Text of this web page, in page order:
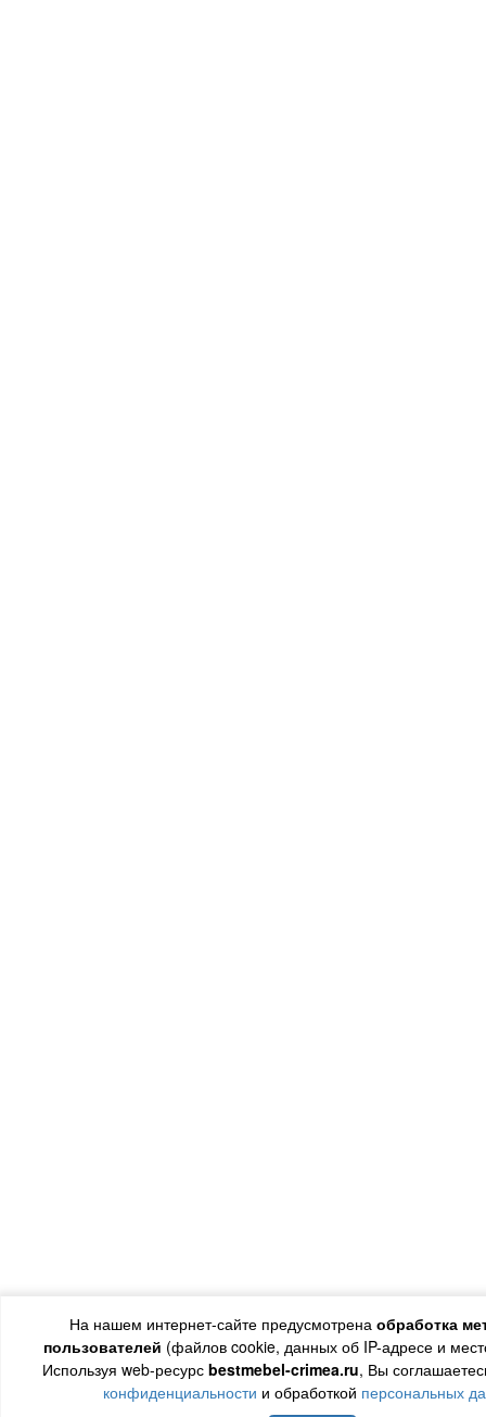
На нашем интернет-сайте предусмотрена обработка
пользователей (файлов cookie, данных об IP-адресе и
Используя web-ресурс bestmebel-crimea.ru, Вы
конфиденциальности и обработкой персональных